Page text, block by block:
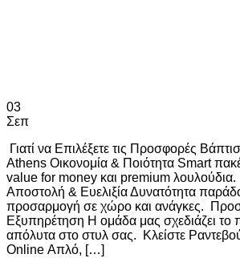
03
Σεπ
Γιατί να Επιλέξετε τις Προσφορές
Athens Οικονομία & Ποιότητα Smart
value for money και premium
Αποστολή & Ευελιξία Δυνατότητα
προσαρμογή σε χώρο και ανάγκες.
Εξυπηρέτηση Η ομάδα μας σχεδιάζει το
απόλυτα στο στυλ σας. Κλείστε
Online Απλό, […]